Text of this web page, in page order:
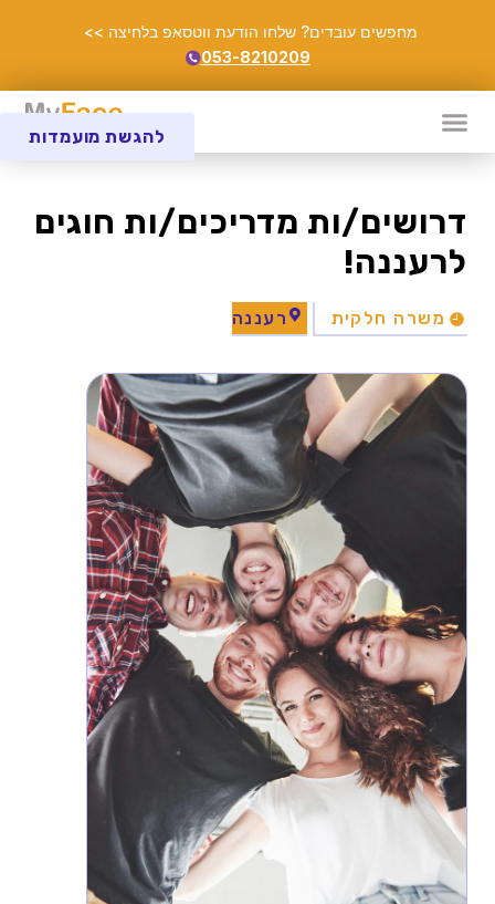
מחפשים עובדים? שלחו הודעת ווטסאפ בלחיצה >>
053-8210209
דרושים/ות מדריכים/ות חוגים
לרעננה!
משרה חלקית רעננה
להגשת מועמדות